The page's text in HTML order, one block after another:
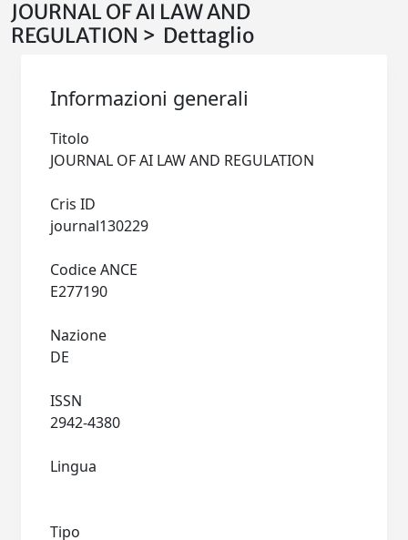
JOURNAL OF AI LAW AND
REGULATION > Dettaglio
Informazioni generali
Titolo
Cris ID
Codice ANCE
Nazione
ISSN
Lingua
Tipo